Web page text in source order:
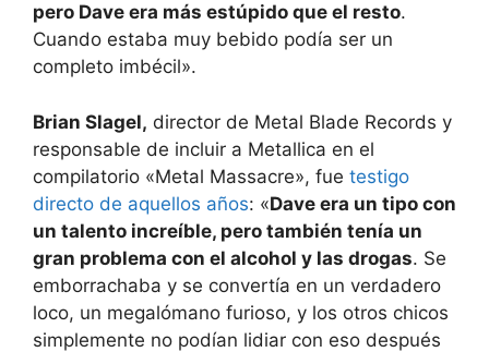
pero Dave era más estúpido que el resto.
Cuando estaba muy bebido podía ser un
completo imbécil».
Brian Slagel, director de Metal Blade Records y
responsable de incluir a Metallica en el
compilatorio «Metal Massacre», fue testigo
directo de aquellos años: «Dave era un tipo con
un talento increíble, pero también tenía un
gran problema con el alcohol y las drogas. Se
emborrachaba y se convertía en un verdadero
loco, un megalómano furioso, y los otros chicos
simplemente no podían lidiar con eso después